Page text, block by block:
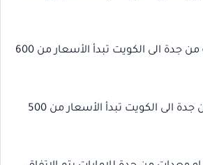
شحن غسالة من جدة الى الكويت تبدأ الأسعار من 600
شحن فرن من جدة الى الكويت تبدأ الأسعار من 500